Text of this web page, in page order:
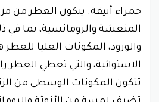
حمراء أنيقة. يتكون العطر من
المنعشة والرومانسية، بما في
والورود، المكونات العليا
الاستوائية، والتي تعطي العطر
تتكون المكونات الوسطى من